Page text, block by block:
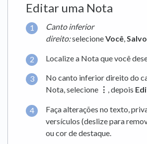
Editar uma Nota
Canto inferior
direito:selecioneVocê,
Localize a Nota que você
No canto inferior direito do
Nota, selecione ⋮ , depois
Faça alterações no texto,
versículos (deslize para
ou cor de destaque.